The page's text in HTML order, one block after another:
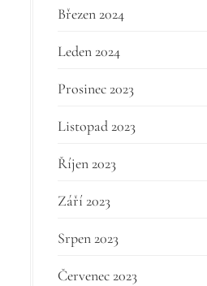
Březen 2024
Leden 2024
Prosinec 2023
Listopad 2023
Říjen 2023
Září 2023
Srpen 2023
Červenec 2023